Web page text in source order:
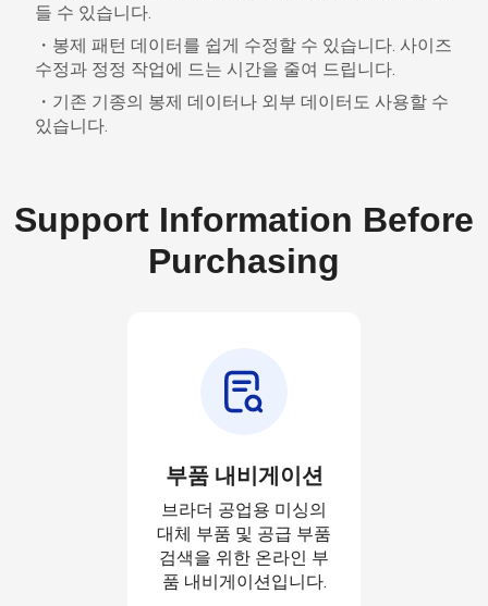
들 수 있습니다.
・봉제 패턴 데이터를 쉽게 수정할 수 있습니다. 사이즈
수정과 정정 작업에 드는 시간을 줄여 드립니다.
・기존 기종의 봉제 데이터나 외부 데이터도 사용할 수
있습니다.
Support Information Before
Purchasing
부품 내비게이션
브라더 공업용 미싱의
대체 부품 및 공급 부품
검색을 위한 온라인 부
품 내비게이션입니다.